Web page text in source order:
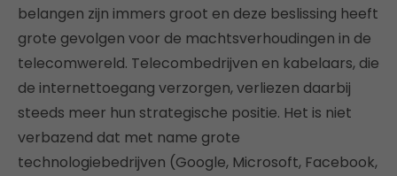
belangen zijn immers groot en deze beslissing heeft
grote gevolgen voor de machtsverhoudingen in de
telecomwereld. Telecombedrijven en kabelaars, die
de internettoegang verzorgen, verliezen daarbij
steeds meer hun strategische positie. Het is niet
verbazend dat met name grote
technologiebedrijven (Google, Microsoft, Facebook,